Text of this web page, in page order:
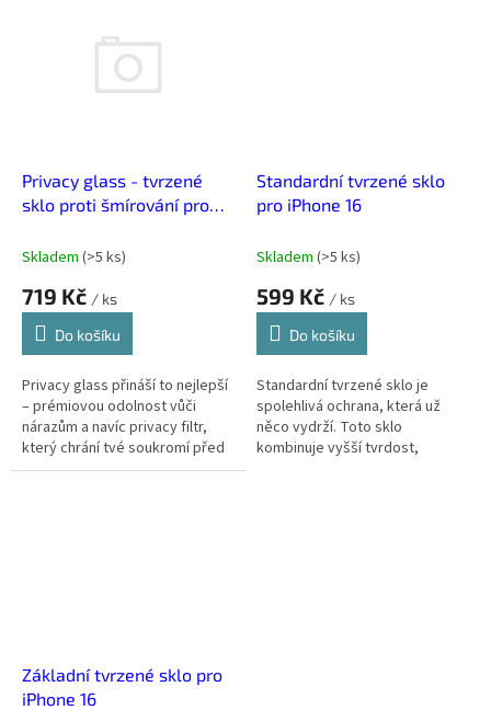
Privacy glass - tvrzené
sklo proti šmírování pro
Skladem (>5 ks)
719 Kč / ks
Do košíku
Privacy glass přináší to nejlepší
– prémiovou odolnost vůči
nárazům a navíc privacy filtr,
který chrání tvé soukromí před
zvědavými pohledy z boku.
Standardní tvrzené sklo
pro iPhone 16
Skladem (>5 ks)
599 Kč / ks
Do košíku
Standardní tvrzené sklo je
spolehlivá ochrana, která už
něco vydrží. Toto sklo
kombinuje vyšší tvrdost,
Základní tvrzené sklo pro
iPhone 16